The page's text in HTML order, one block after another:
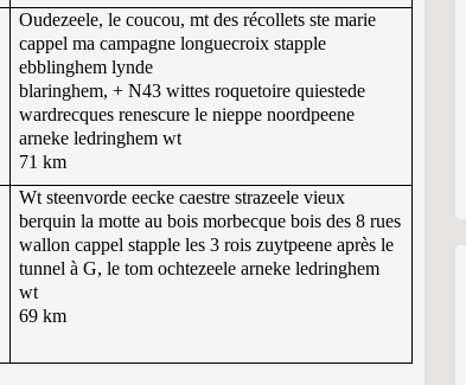
Oudezeele, le coucou, mt des récollets ste marie
cappel ma campagne longuecroix stapple
ebblinghem lynde
blaringhem, + N43 wittes roquetoire quiestede
wardrecques renescure le nieppe noordpeene
arneke ledringhem wt
71 km
Wt steenvorde eecke caestre strazeele vieux
berquin la motte au bois morbecque bois des 8 rues
wallon cappel stapple les 3 rois zuytpeene après le
tunnel à G, le tom ochtezeele arneke ledringhem
wt
69 km